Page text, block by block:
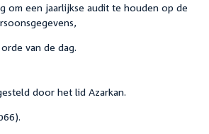
om een jaarlijkse audit te houden op de
van de dag.
door het lid Azarkan.